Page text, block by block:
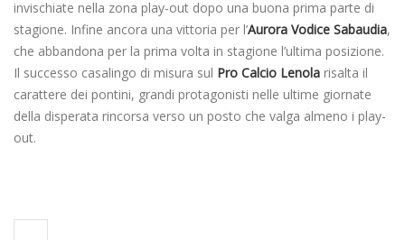
invischiate nella zona play-out dopo una buona prima parte di
stagione. Infine ancora una vittoria per l’Aurora Vodice Sabaudia,
che abbandona per la prima volta in stagione l’ultima posizione.
Il successo casalingo di misura sul Pro Calcio Lenola risalta il
carattere dei pontini, grandi protagonisti nelle ultime giornate
della disperata rincorsa verso un posto che valga almeno i play-
out.